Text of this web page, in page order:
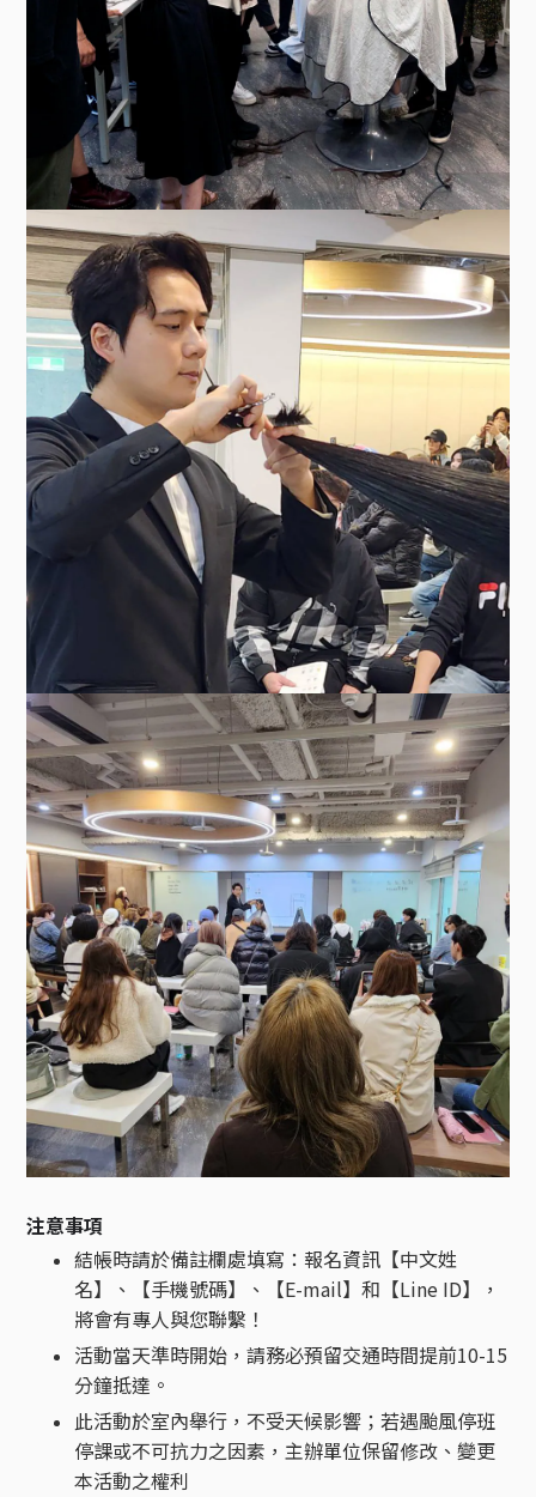
注意事項
結帳時請於備註欄處填寫：報名資訊【中文姓
名】、【手機號碼】、【E-mail】和【Line ID】，
將會有專人與您聯繫！
活動當天準時開始，請務必預留交通時間提前10-15
分鐘抵達。
此活動於室內舉行，不受天候影響；若遇颱風停班
停課或不可抗力之因素，主辦單位保留修改、變更
本活動之權利